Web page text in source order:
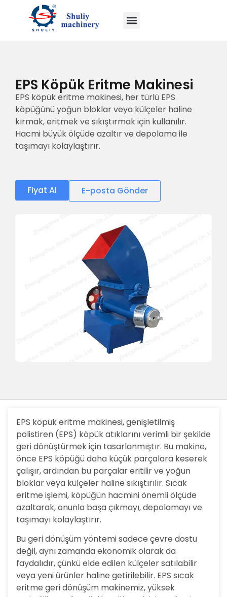
EPS Köpük Eritme Makinesi
EPS köpük eritme makinesi, her türlü EPS
köpüğünü yoğun bloklar veya külçeler haline
kırmak, eritmek ve sıkıştırmak için kullanılır.
Hacmi büyük ölçüde azaltır ve depolama ile
taşımayı kolaylaştırır.
Fiyat Al E-posta Gönder
EPS köpük eritme makinesi, genişletilmiş
polistiren (EPS) köpük atıklarını verimli bir şekilde
geri dönüştürmek için tasarlanmıştır. Bu makine,
önce EPS köpüğü daha küçük parçalara keserek
çalışır, ardından bu parçalar eritilir ve yoğun
bloklar veya külçeler haline sıkıştırılır. Sıcak
eritme işlemi, köpüğün hacmini önemli ölçüde
azaltarak, onunla başa çıkmayı, depolamayı ve
taşımayı kolaylaştırır.
Bu geri dönüşüm yöntemi sadece çevre dostu
değil, aynı zamanda ekonomik olarak da
faydalıdır, çünkü elde edilen külçeler satılabilir
veya yeni ürünler haline getirilebilir. EPS sıcak
eritme geri dönüşüm makinemiz, yüksek